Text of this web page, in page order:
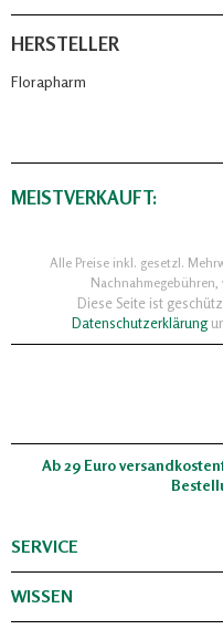
HERSTELLER
Florapharm
MEISTVERKAUFT:
Alle Preise inkl. gesetzl.
Diese Seite ist
Datenschutzerklärung
Ab 29 Euro
SERVICE
WISSEN